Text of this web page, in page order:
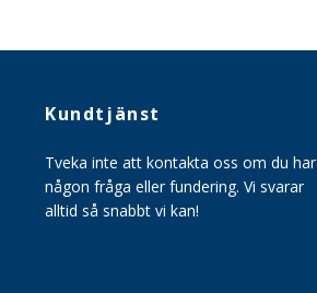
Kundtjänst
Tveka inte att kontakta oss om du har
någon fråga eller fundering. Vi svarar
alltid så snabbt vi kan!